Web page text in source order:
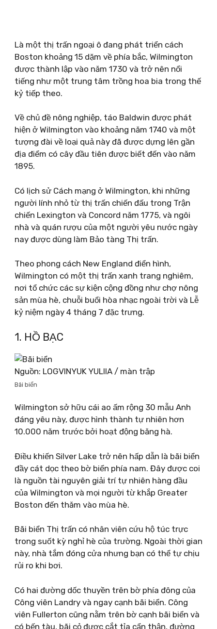
Là một thị trấn ngoại ô đang phát triển cách
Boston khoảng 15 dặm về phía bắc, Wilmington
được thành lập vào năm 1730 và trở nên nổi
tiếng như một trung tâm trồng hoa bia trong thế
kỷ tiếp theo.
Về chủ đề nông nghiệp, táo Baldwin được phát
hiện ở Wilmington vào khoảng năm 1740 và một
tượng đài về loại quả này đã được dựng lên gần
địa điểm có cây đầu tiên được biết đến vào năm
1895.
Có lịch sử Cách mạng ở Wilmington, khi những
người lính nhỏ từ thị trấn chiến đấu trong Trận
chiến Lexington và Concord năm 1775, và ngôi
nhà và quán rượu của một người yêu nước ngày
nay được dùng làm Bảo tàng Thị trấn.
Theo phong cách New England điển hình,
Wilmington có một thị trấn xanh trang nghiêm,
nơi tổ chức các sự kiện cộng đồng như chợ nông
sản mùa hè, chuỗi buổi hòa nhạc ngoài trời và Lễ
kỷ niệm ngày 4 tháng 7 đặc trưng.
1. HỒ BẠC
Nguồn: LOGVINYUK YULIIA / màn trập
Bãi biển
Wilmington sở hữu cái ao ấm rộng 30 mẫu Anh
đáng yêu này, được hình thành tự nhiên hơn
10.000 năm trước bởi hoạt động băng hà.
Điều khiến Silver Lake trở nên hấp dẫn là bãi biển
đầy cát dọc theo bờ biển phía nam. Đây được coi
là nguồn tài nguyên giải trí tự nhiên hàng đầu
của Wilmington và mọi người từ khắp Greater
Boston đến thăm vào mùa hè.
Bãi biển Thị trấn có nhân viên cứu hộ túc trực
trong suốt kỳ nghỉ hè của trường. Ngoài thời gian
này, nhà tắm đóng cửa nhưng bạn có thể tự chịu
rủi ro khi bơi.
Có hai đường dốc thuyền trên bờ phía đông của
Công viên Landry và ngay cạnh bãi biển. Công
viên Fullerton cũng nằm trên bờ cạnh bãi biển và
có bến tàu, bãi cỏ được cắt tỉa cẩn thận, đường